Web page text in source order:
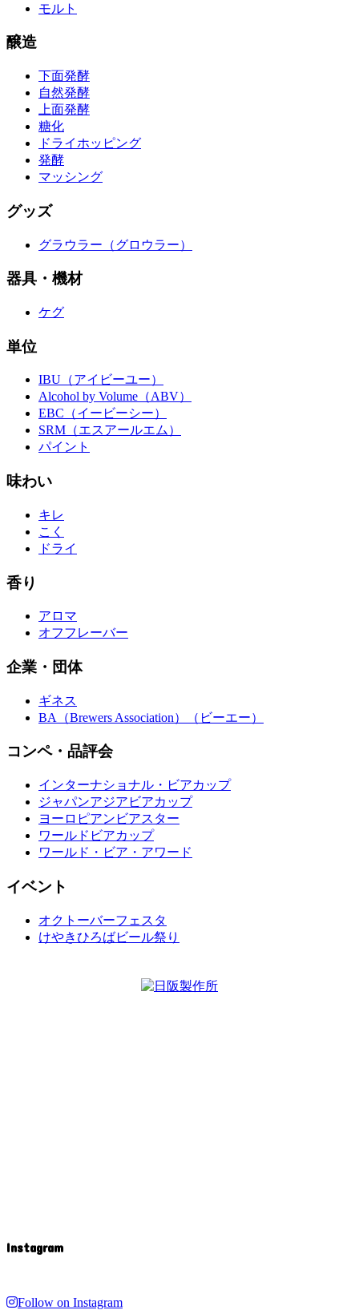
モルト
醸造
下面発酵
自然発酵
上面発酵
糖化
ドライホッピング
発酵
マッシング
グッズ
グラウラー（グロウラー）
器具・機材
ケグ
単位
IBU（アイビーユー）
Alcohol by Volume（ABV）
EBC（イービーシー）
SRM（エスアールエム）
パイント
味わい
キレ
こく
ドライ
香り
アロマ
オフフレーバー
企業・団体
ギネス
BA（Brewers Association）（ビーエー）
コンペ・品評会
インターナショナル・ビアカップ
ジャパンアジアビアカップ
ヨーロピアンビアスター
ワールドビアカップ
ワールド・ビア・アワード
イベント
オクトーバーフェスタ
けやきひろばビール祭り
Instagram
Follow on Instagram